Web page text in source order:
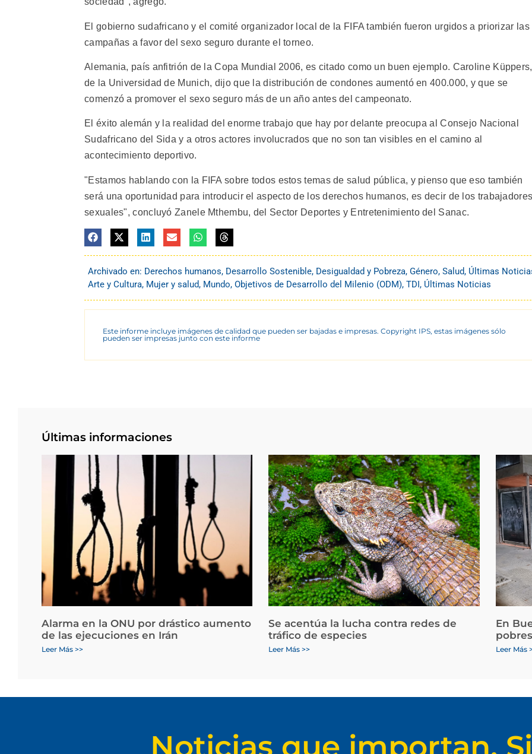
El gobierno sudafricano y el comité organizador local de la FIFA también fueron urgidos a priorizar las
campañas a favor del sexo seguro durante el torneo.
Alemania, país anfitrión de la Copa Mundial 2006, es citado como un buen ejemplo. Caroline Küppers,
de la Universidad de Munich, dijo que la distribución de condones aumentó en 400.000, y que se
comenzó a promover el sexo seguro más de un año antes del campeonato.
El éxito alemán y la realidad del enorme trabajo que hay por delante preocupa al Consejo Nacional
Sudafricano del Sida y a otros actores involucrados que no son tan visibles en el camino al
acontecimiento deportivo.
"Estamos hablando con la FIFA sobre todos estos temas de salud pública, y pienso que eso también
será una oportunidad para introducir el aspecto de los derechos humanos, es decir de los
sexuales", concluyó Zanele Mthembu, del Sector Deportes y Entretenimiento del Sanac.
Archivado en: Derechos humanos, Desarrollo Sostenible, Desigualdad y Pobreza, Género, Salud, Últimas
Arte y Cultura, Mujer y salud, Mundo, Objetivos de Desarrollo del Milenio (ODM), TDI, Últimas Noticias
Este informe incluye imágenes de calidad que pueden ser bajadas e impresas. Copyright IPS, estas imágenes sólo
pueden ser impresas junto con este informe
Últimas informaciones
Alarma en la ONU por drástico aumento
de las ejecuciones en Irán
Leer Más >>
Se acentúa la lucha contra redes de
tráfico de especies
Leer Más >>
En
Leer Más